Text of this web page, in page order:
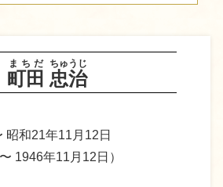
町田
まちだ
忠治
ちゅうじ
昭和21年11月12日
1946年11月12日）